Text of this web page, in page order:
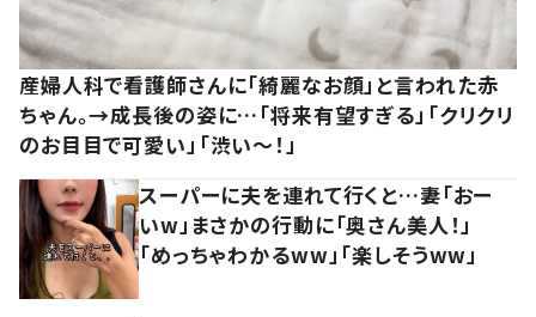
産婦人科で看護師さんに「綺麗なお顔」と言われた赤
ちゃん。→成長後の姿に…「将来有望すぎる」「クリクリ
のお目目で可愛い」「渋い～！」
スーパーに夫を連れて行くと…妻「おー
いw」まさかの行動に「奥さん美人！」
「めっちゃわかるww」「楽しそうww」